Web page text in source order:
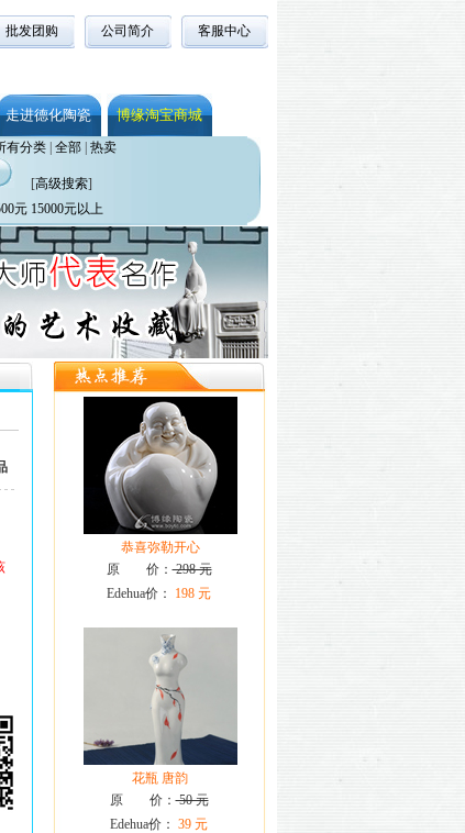
批发团购 公司简介 客服中心
走进德化陶瓷 博缘淘宝商城
有分类| 全部| 热卖
[高级搜索]
元 15000元以上
恭喜弥勒开心
原 价：298 元
Edehua价：
198 元
花瓶 唐韵
原 价：50 元
Edehua价： 39 元